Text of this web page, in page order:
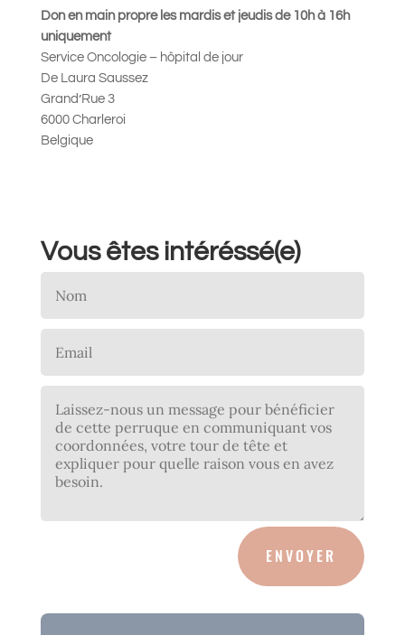
Don en main propre les mardis et jeudis de 10h à 16h
uniquement
Service Oncologie – hôpital de jour
De Laura Saussez
Grand’Rue 3
6000 Charleroi
Belgique
Vous êtes intéréssé(e)
ENVOYER